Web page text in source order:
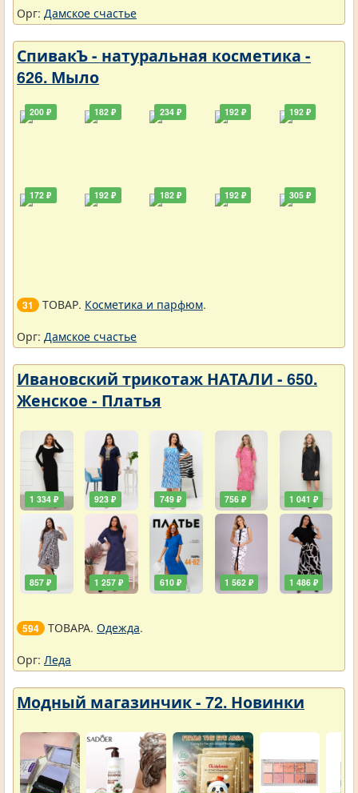
Орг: Дамское счастье
СпивакЪ - натуральная косметика -
626. Мыло
200 ₽
172 ₽
182 ₽
192 ₽
234 ₽
182 ₽
192 ₽
192 ₽
192 ₽
305 ₽
31 ТОВАР. Косметика и парфюм.
Орг: Дамское счастье
Ивановский трикотаж НАТАЛИ - 650.
Женское - Платья
1 334 ₽
857 ₽
923 ₽
1 257 ₽
749 ₽
610 ₽
756 ₽
1 562 ₽
1 041 ₽
1 486 ₽
594 ТОВАРА. Одежда.
Орг: Леда
Модный магазинчик - 72. Новинки